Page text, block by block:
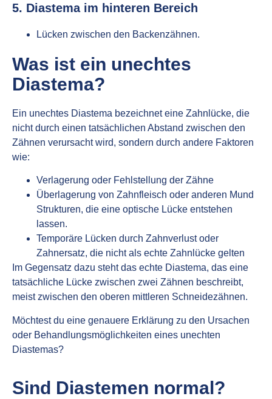
5. Diastema im hinteren Bereich
Lücken zwischen den Backenzähnen.
Was ist ein unechtes
Diastema?
Ein unechtes Diastema bezeichnet eine Zahnlücke, die
nicht durch einen tatsächlichen Abstand zwischen den
Zähnen verursacht wird, sondern durch andere Faktoren
wie:
Verlagerung oder Fehlstellung der Zähne
Überlagerung von Zahnfleisch oder anderen Mund
Strukturen, die eine optische Lücke entstehen
lassen.
Temporäre Lücken durch Zahnverlust oder
Zahnersatz, die nicht als echte Zahnlücke gelten
Im Gegensatz dazu steht das echte Diastema, das eine
tatsächliche Lücke zwischen zwei Zähnen beschreibt,
meist zwischen den oberen mittleren Schneidezähnen.
Möchtest du eine genauere Erklärung zu den Ursachen
oder Behandlungsmöglichkeiten eines unechten
Diastemas?
Sind Diastemen normal?